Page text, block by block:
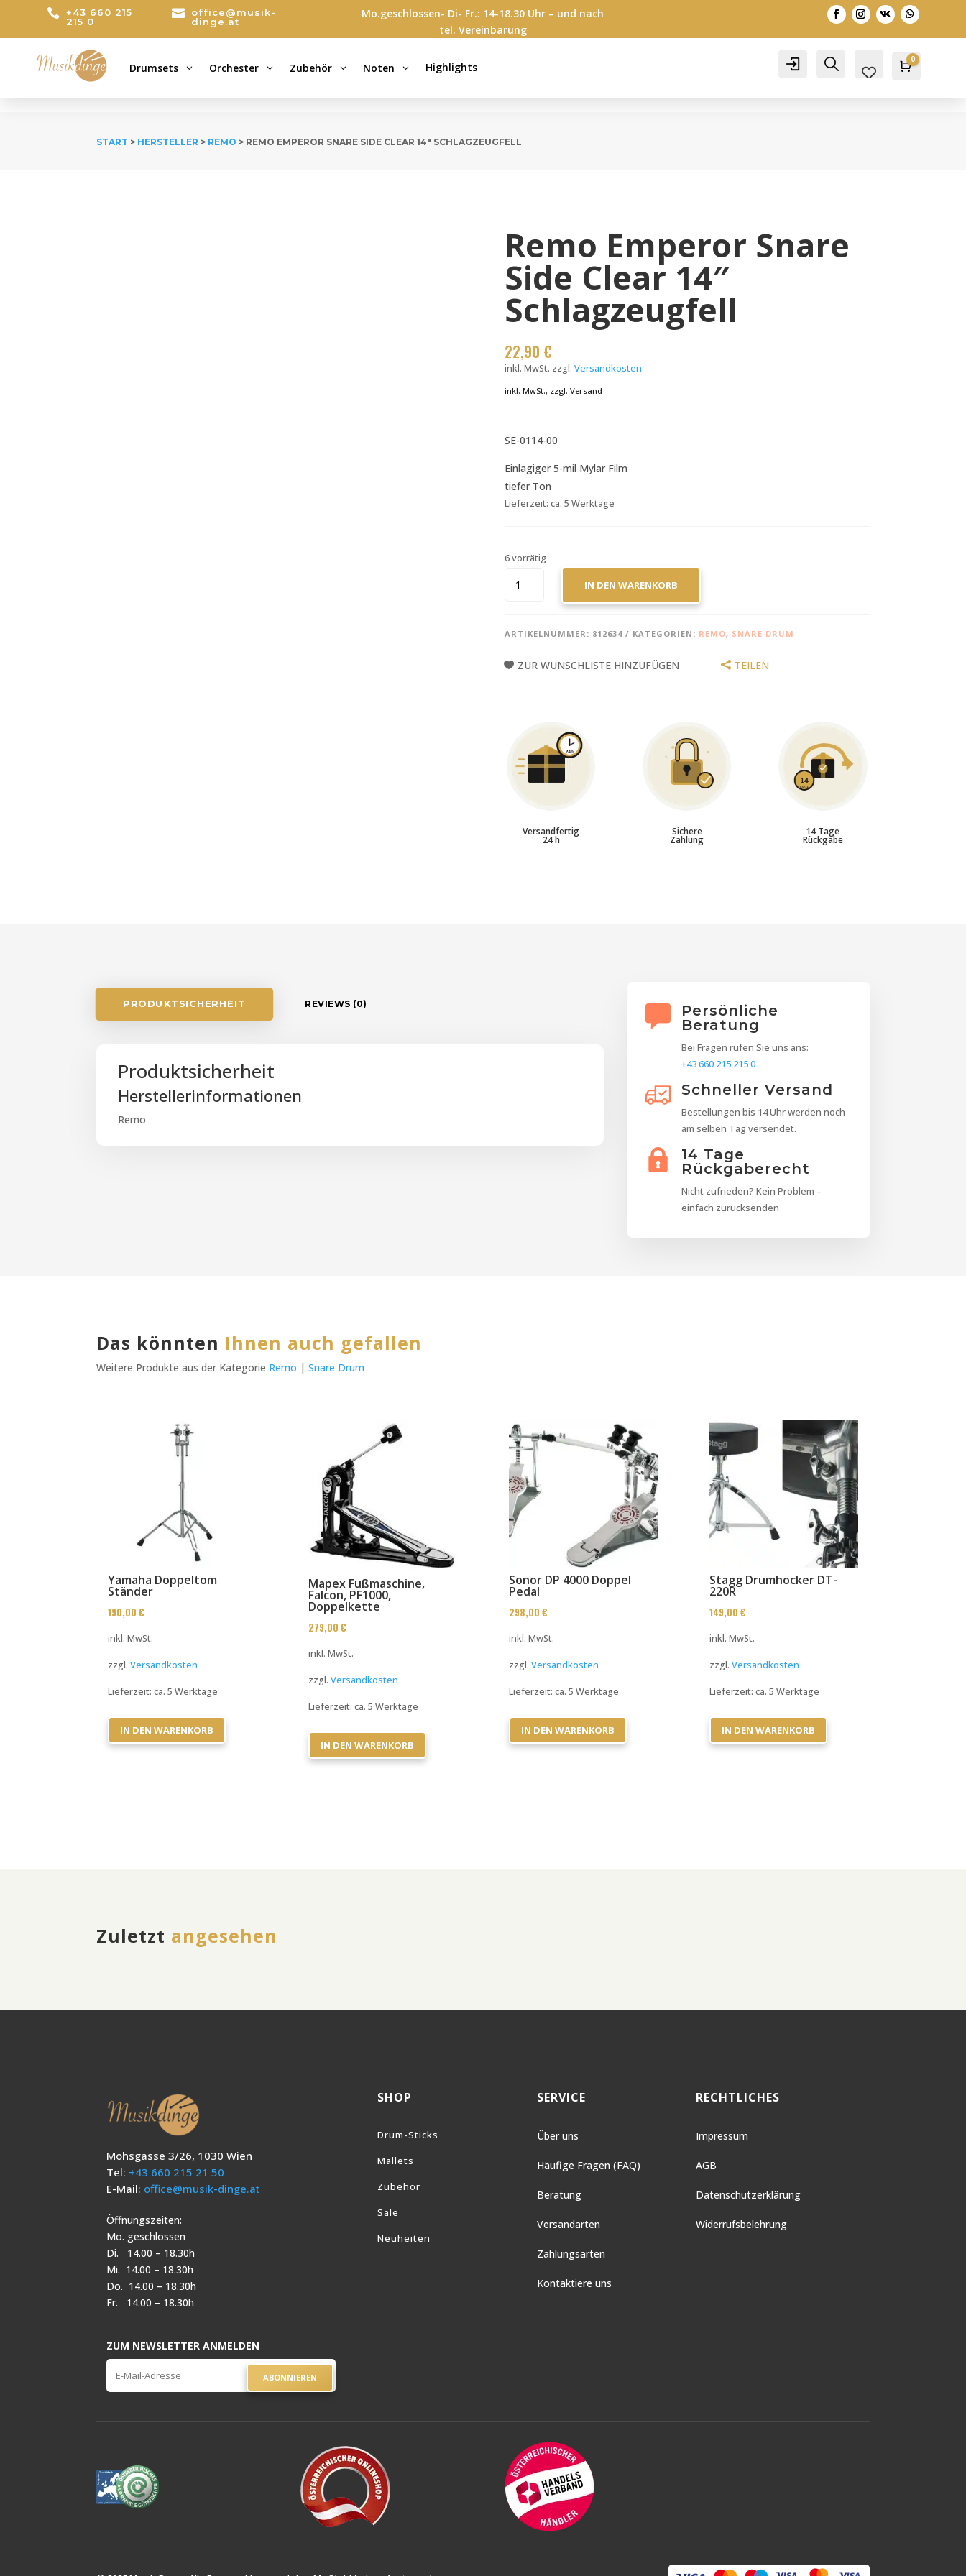
 +43 660 215
215 0

office@musik-
dinge.at
Mo.geschlossen- Di- Fr.: 14-18.30 Uhr – und nach
tel. Vereinbarung
Drumsets 3 Orchester 3 Zubehör 3 Noten 3 Highlights Account Search 0
START > HERSTELLER > REMO > REMO EMPEROR SNARE SIDE CLEAR 14″ SCHLAGZEUGFELL
Remo Emperor Snare
Side Clear 14″
Schlagzeugfell
22,90 €
inkl. MwSt. zzgl. Versandkosten
inkl. MwSt., zzgl. Versand
SE-0114-00
Einlagiger 5-mil Mylar Film
tiefer Ton
Lieferzeit: ca. 5 Werktage
6 vorrätig
EMPEROR
14"
IN DEN WARENKORB
ARTIKELNUMMER: 812634 KATEGORIEN: REMO, SNARE DRUM
ZUR WUNSCHLISTE HINZUFÜGEN TEILEN
Versandfertig
24 h
Sichere
Zahlung
14 Tage
Rückgabe
PRODUKTSICHERHEIT REVIEWS (0)
Produktsicherheit
Herstellerinformationen
Remo
Persönliche
Beratung
Bei Fragen rufen Sie uns ans:
+43 660 215 215 0
Schneller Versand
Bestellungen bis 14 Uhr werden noch
am selben Tag versendet.
14 Tage
Rückgaberecht
Nicht zufrieden? Kein Problem –
einfach zurücksenden
Das könnten Ihnen auch gefallen
Weitere Produkte aus der Kategorie Remo |Snare Drum
Yamaha Doppeltom
Ständer
190,00€
inkl. MwSt.
zzgl.Versandkosten
Lieferzeit:ca. 5 Werktage
IN DEN WARENKORB
Mapex Fußmaschine,
Falcon, PF1000,
Doppelkette
279,00€
inkl. MwSt.
zzgl.Versandkosten
Lieferzeit:ca. 5 Werktage
IN DEN WARENKORB
Sonor DP 4000 Doppel
Pedal
298,00€
inkl. MwSt.
zzgl.Versandkosten
Lieferzeit:ca. 5 Werktage
IN DEN WARENKORB
Stagg Drumhocker DT-
220R
149,00€
inkl. MwSt.
zzgl.Versandkosten
Lieferzeit:ca. 5 Werktage
IN DEN WARENKORB
Zuletzt angesehen
Mohsgasse 3/26, 1030 Wien
Tel: +43 660 215 21 50
E-Mail: office@musik-dinge.at
Öffnungszeiten:
Mo. geschlossen
Di. 14.00 – 18.30h
Mi. 14.00 – 18.30h
Do. 14.00 – 18.30h
Fr. 14.00 – 18.30h
ZUM NEWSLETTER ANMELDEN
ABONNIEREN
SHOP
Drum-Sticks
Mallets
Zubehör
Sale
Neuheiten
SERVICE
Über uns
Häufige Fragen (FAQ)
Beratung
Versandarten
Zahlungsarten
Kontaktiere uns
RECHTLICHES
Impressum
AGB
Datenschutzerklärung
Widerrufsbelehrung